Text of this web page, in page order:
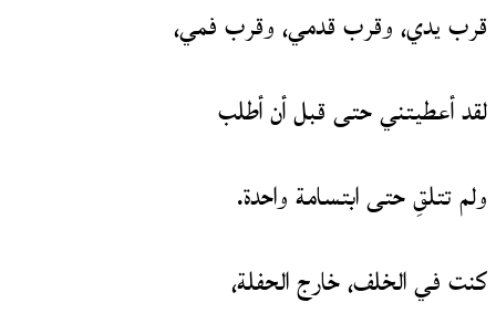
قرب يدي، وقرب قدمي، وقرب فمي،
لقد أعطيتني حتى قبل أن أطلب
ولم تتلقِ حتى ابتسامة واحدة.
كنت في الخلف، خارج الحفلة،